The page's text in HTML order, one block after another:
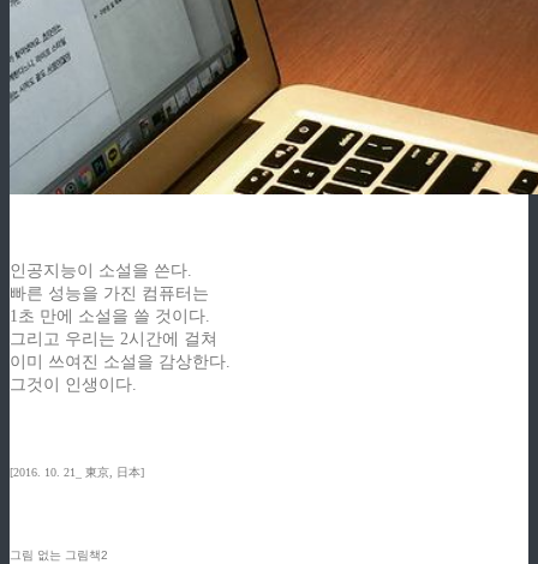
인공지능이 소설을 쓴다.
빠른 성능을 가진 컴퓨터는
1초 만에 소설을 쓸 것이다.
그리고 우리는 2시간에 걸쳐
이미 쓰여진 소설을 감상한다.
그것이 인생이다.
[2016. 10. 21_ 東京, 日本]
그림 없는 그림책2